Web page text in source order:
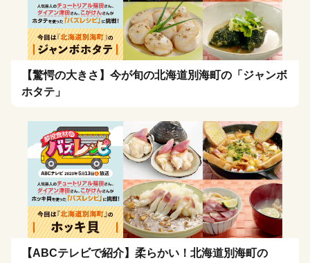
【驚愕の大きさ】今が旬の北海道別海町の「ジャンボ
ホタテ」
【ABCテレビで紹介】柔らかい！北海道別海町の